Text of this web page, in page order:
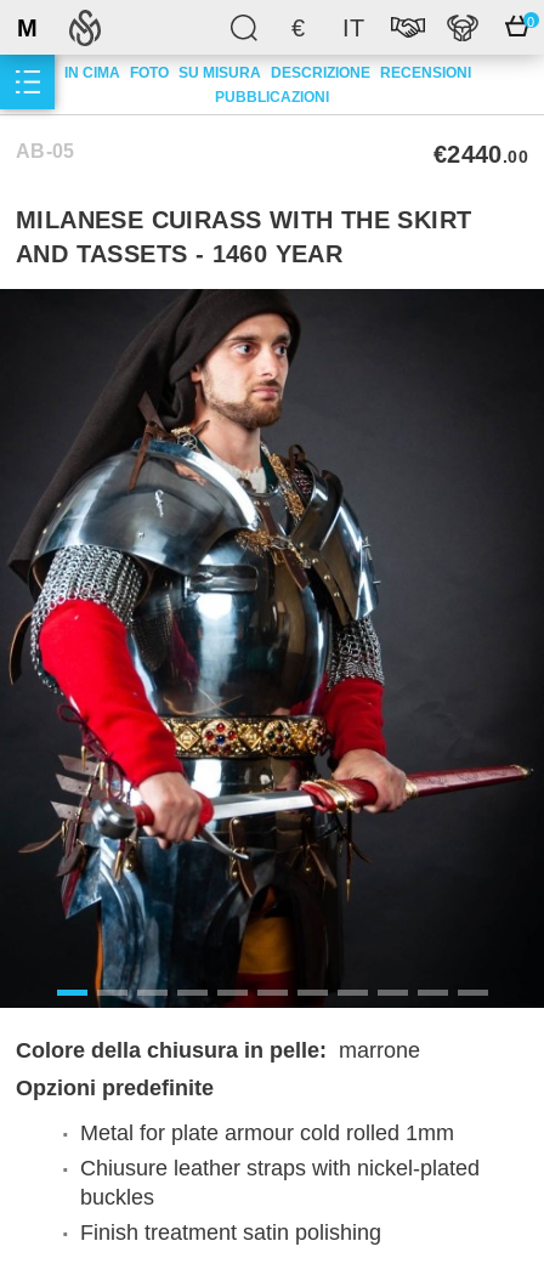
€ IT 0
M
IN CIMA FOTO SU MISURA DESCRIZIONE
RECENSIONI
PUBBLICAZIONI
AB-05 €2440.00
MILANESE CUIRASS WITH THE SKIRT
AND TASSETS - 1460 YEAR
Colore della chiusura in pelle: marrone
Opzioni predefinite
Metal for plate armour cold rolled 1mm
Chiusure leather straps with nickel-plated
buckles
Finish treatment satin polishing